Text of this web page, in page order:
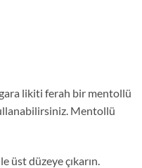
likiti ferah bir mentollü
Mentollü
düzeye çıkarın.